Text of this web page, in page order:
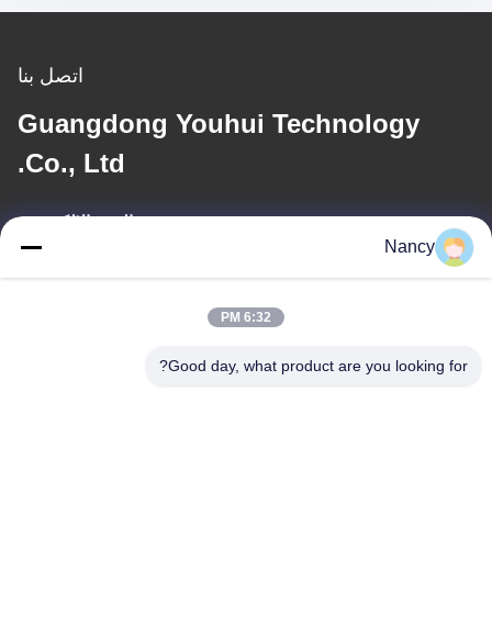
اتصل بنا
Guangdong Youhui Technology
Co., Ltd.
البريد الإلكتروني
Nancy
6:32 PM
Good day, what product are you looking for?